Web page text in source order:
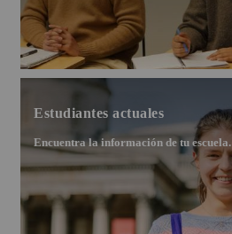
Estudiantes actuales
Encuentra la información de tu escuela.